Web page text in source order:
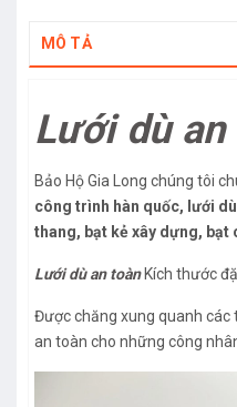
MÔ TẢ
Lưới dù an
Bảo Hộ Gia Long chúng tôi
công trình hàn quốc, lưới
thang, bạt kẻ xây dựng,
Lưới dù an toànKích thước
Được chăng xung quanh các
an toàn cho những công